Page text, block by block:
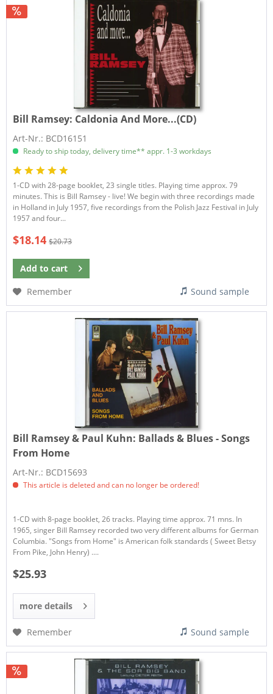
Bill Ramsey: Caldonia And More...(CD)
Art-Nr.: BCD16151
Ready to ship today, delivery time** appr. 1-3 workdays
1-CD with 28-page booklet, 23 single titles. Playing time approx. 79
minutes. This is Bill Ramsey - live! We begin with three recordings made
in Holland in July 1957, five recordings from the Polish Jazz Festival in July
1957 and four...
$18.14 $20.73
Add to cart
Remember
Sound sample
Bill Ramsey & Paul Kuhn: Ballads & Blues - Songs
From Home
Art-Nr.: BCD15693
This article is deleted and can no longer be ordered!
1-CD with 8-page booklet, 26 tracks. Playing time approx. 71 mns. In
1965, singer Bill Ramsey recorded two very different albums for German
Columbia. "Songs from Home" is American folk standards ( Sweet Betsy
From Pike, John Henry) ....
$25.93
more details
Remember Sound sample